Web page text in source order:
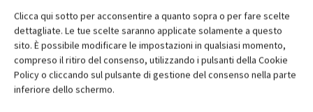
Clicca qui sotto per acconsentire a quanto sopra o per fare scelte
dettagliate. Le tue scelte saranno applicate solamente a questo
sito. È possibile modificare le impostazioni in qualsiasi momento,
compreso il ritiro del consenso, utilizzando i pulsanti della Cookie
Policy o cliccando sul pulsante di gestione del consenso nella parte
inferiore dello schermo.
realizzati in corrispondenza della facciata occidentale, marcano
l'assialità della costruzione e sottolineano l'ingresso secondario
rompendo puntualmente l'atonalità del rivestimento di pietra.
*Foto di Peter Manev e Andre Mühling